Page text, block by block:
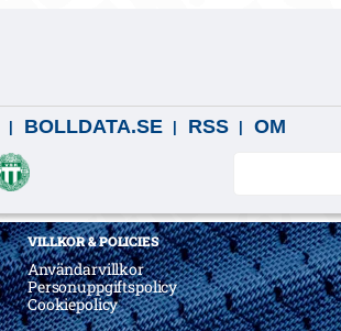
BOLLDATA.SE RSS OM
VILLKOR & POLICIES
Användarvillkor
Personuppgiftspolicy
Cookiepolicy